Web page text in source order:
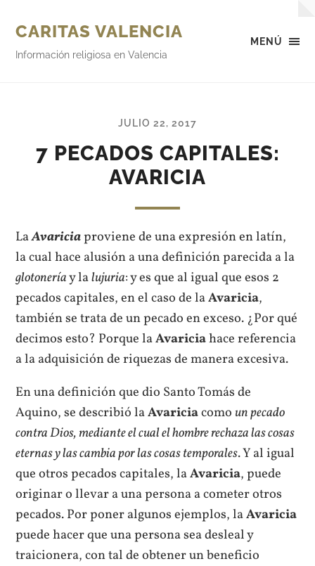
MENÚ
CARITAS VALENCIA
Información religiosa en Valencia
JULIO 22, 2017
7 PECADOS CAPITALES:
AVARICIA
LaAvariciaproviene de una expresión en latín,
la cual hace alusión a una definición parecida a la
glotoneríay lalujuria: y es que al igual que esos 2
pecados capitales, en el caso de laAvaricia,
también se trata de un pecado en exceso. ¿Por qué
decimos esto? Porque laAvariciahace referencia
a la adquisición de riquezas de manera excesiva.
En una definición que dio Santo Tomás de
Aquino, se describió laAvariciacomo un pecado
contra Dios, mediante el cual el hombre rechaza las cosas
eternas y las cambia por las cosas temporales. Y al igual
que otros pecados capitales, laAvaricia, puede
originar o llevar a una persona a cometer otros
pecados. Por poner algunos ejemplos, laAvaricia
puede hacer que una persona sea desleal y
traicionera, con tal de obtener un beneficio